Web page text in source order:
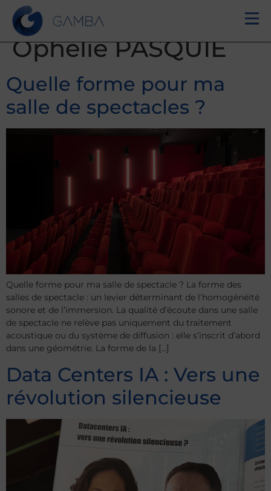
Auteur/autrice :
Ophélie PASQUIE
Quelle forme pour ma
salle de spectacles ?
Quelle forme pour ma salle de spectacle ? La forme des
salles de spectacle : un levier déterminant de l’homogénéité
sonore et de l’immersion. La qualité d’écoute dans une salle
de spectacle ne relève pas uniquement du traitement
acoustique ou du système de diffusion : elle s’inscrit d’abord
dans une géométrie. La forme de la […]
Data Centers IA : Vers une
révolution silencieuse